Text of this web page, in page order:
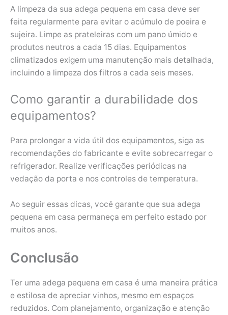
A limpeza da sua adega pequena em casa deve ser
feita regularmente para evitar o acúmulo de poeira e
sujeira. Limpe as prateleiras com um pano úmido e
produtos neutros a cada 15 dias. Equipamentos
climatizados exigem uma manutenção mais detalhada,
incluindo a limpeza dos filtros a cada seis meses.
Como garantir a durabilidade dos
equipamentos?
Para prolongar a vida útil dos equipamentos, siga as
recomendações do fabricante e evite sobrecarregar o
refrigerador. Realize verificações periódicas na
vedação da porta e nos controles de temperatura.
Ao seguir essas dicas, você garante que sua adega
pequena em casa permaneça em perfeito estado por
muitos anos.
Conclusão
Ter uma adega pequena em casa é uma maneira prática
e estilosa de apreciar vinhos, mesmo em espaços
reduzidos. Com planejamento, organização e atenção